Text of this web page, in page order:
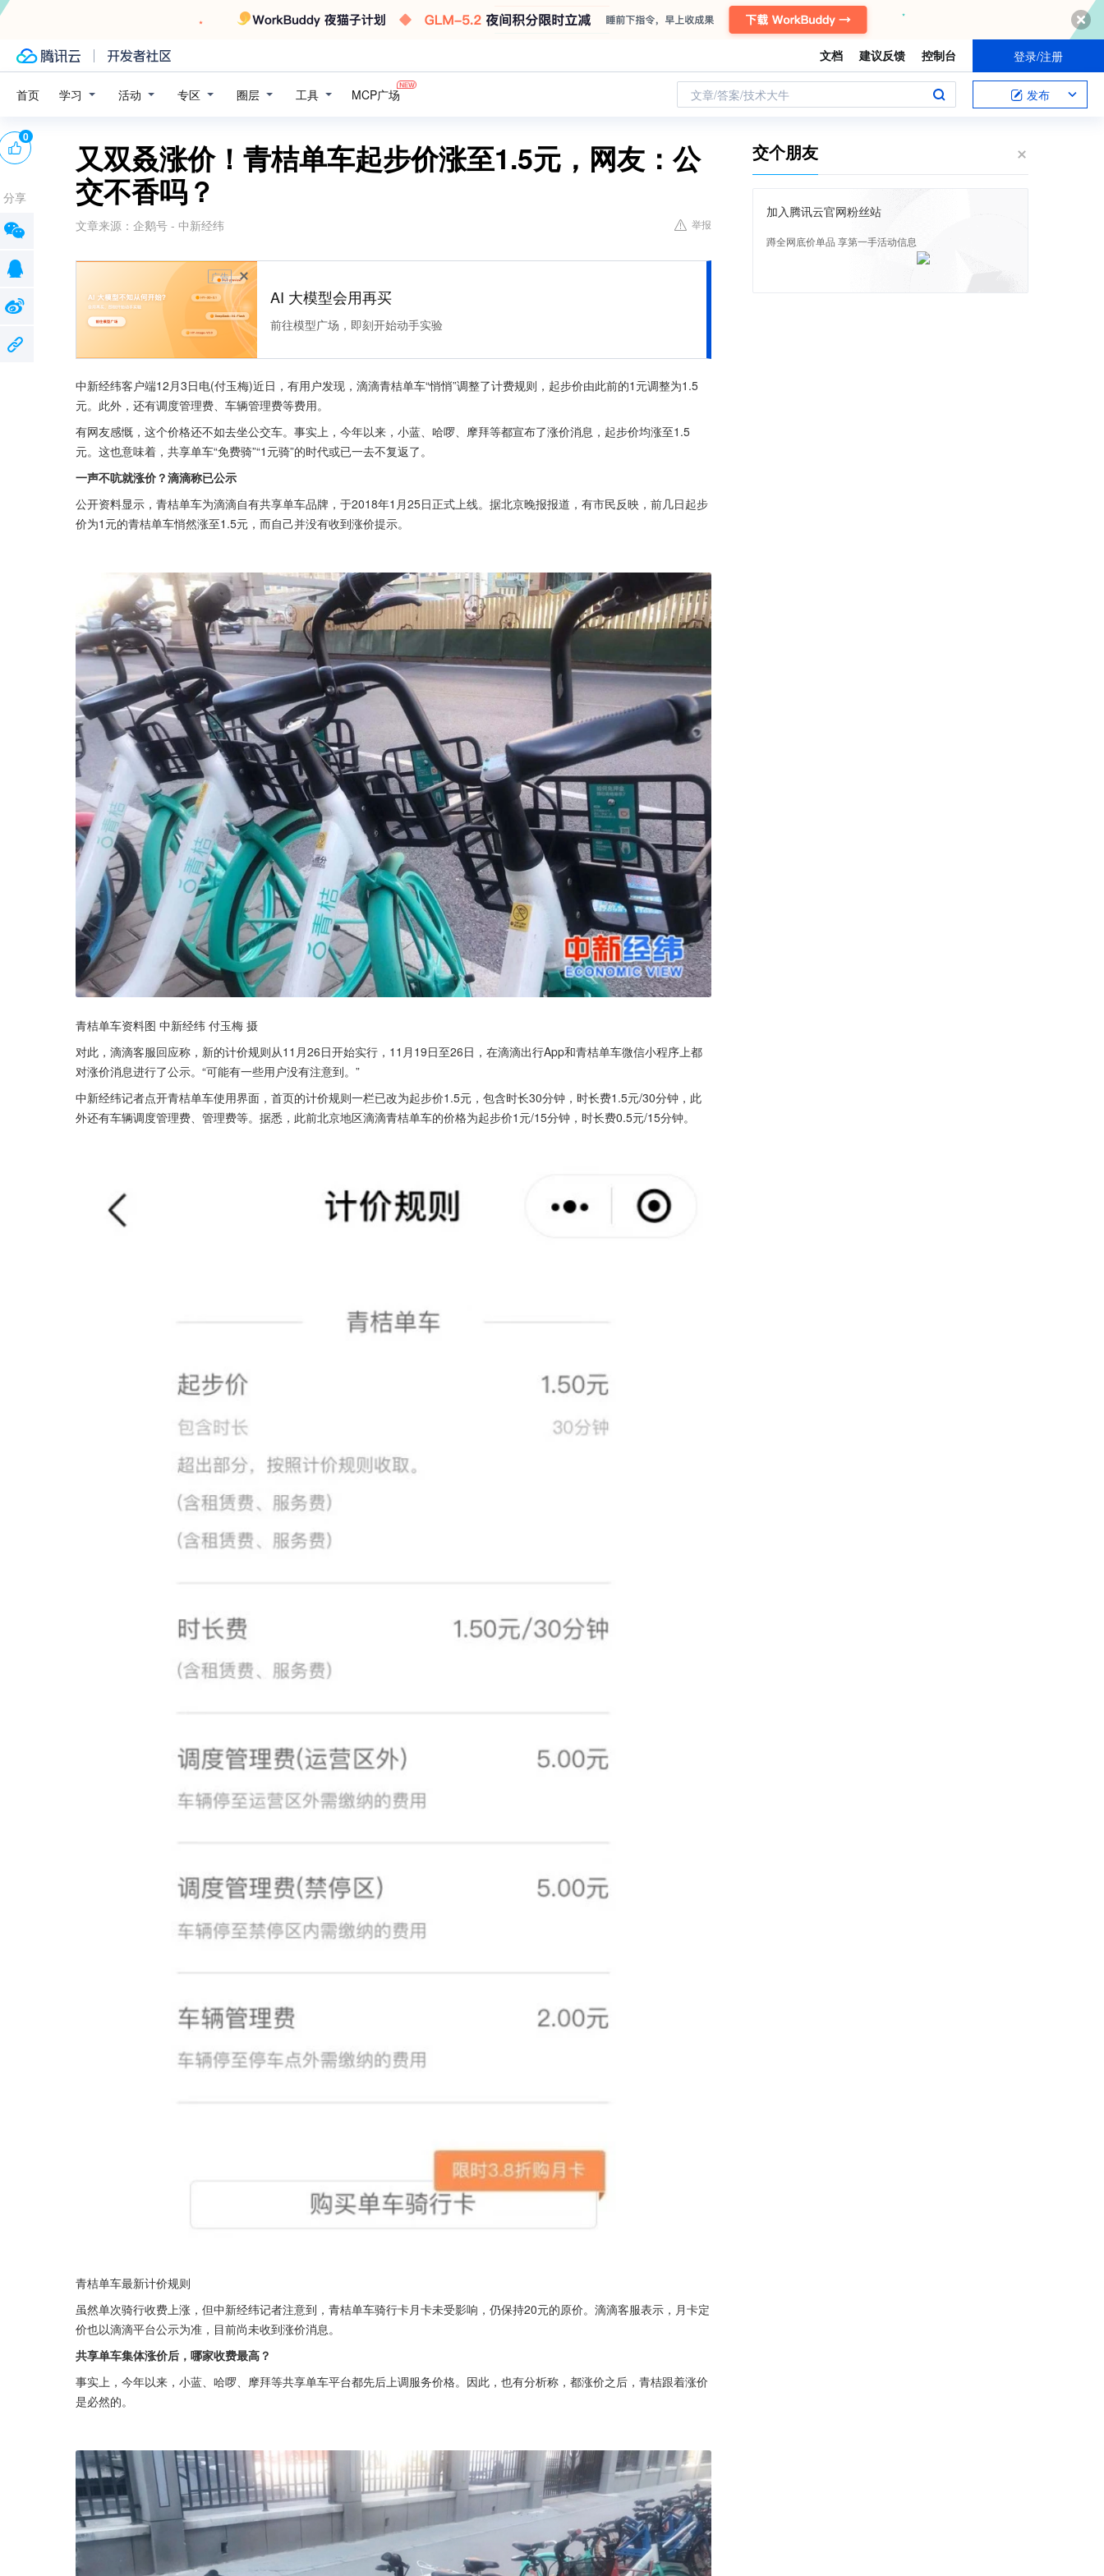
文档 建议反馈 控制台 登录/注册
首页 学习 活动 专区 圈层 工具 MCP广场 文章/答案/技术大牛 发布
又双叒涨价！青桔单车起步价涨至1.5元，网友：公
交不香吗？
文章来源： 企鹅号 - 中新经纬 举报
广告
AI 大模型会用再买
前往模型广场，即刻开始动手实验
中新经纬客户端12月3日电(付玉梅)近日，有用户发现，滴滴青桔单车“悄悄”调整了计费规则，起步价由此前的1元调整为1.5
元。此外，还有调度管理费、车辆管理费等费用。
有网友感慨，这个价格还不如去坐公交车。事实上，今年以来，小蓝、哈啰、摩拜等都宣布了涨价消息，起步价均涨至1.5
元。这也意味着，共享单车“免费骑”“1元骑”的时代或已一去不复返了。
一声不吭就涨价？滴滴称已公示
公开资料显示，青桔单车为滴滴自有共享单车品牌，于2018年1月25日正式上线。据北京晚报报道，有市民反映，前几日起步
价为1元的青桔单车悄然涨至1.5元，而自己并没有收到涨价提示。
青桔单车资料图 中新经纬 付玉梅 摄
对此，滴滴客服回应称，新的计价规则从11月26日开始实行，11月19日至26日，在滴滴出行App和青桔单车微信小程序上都
对涨价消息进行了公示。“可能有一些用户没有注意到。”
中新经纬记者点开青桔单车使用界面，首页的计价规则一栏已改为起步价1.5元，包含时长30分钟，时长费1.5元/30分钟，此
外还有车辆调度管理费、管理费等。据悉，此前北京地区滴滴青桔单车的价格为起步价1元/15分钟，时长费0.5元/15分钟。
青桔单车最新计价规则
虽然单次骑行收费上涨，但中新经纬记者注意到，青桔单车骑行卡月卡未受影响，仍保持20元的原价。滴滴客服表示，月卡定
价也以滴滴平台公示为准，目前尚未收到涨价消息。
共享单车集体涨价后，哪家收费最高？
事实上，今年以来，小蓝、哈啰、摩拜等共享单车平台都先后上调服务价格。因此，也有分析称，都涨价之后，青桔跟着涨价
是必然的。
0
分享
交个朋友
加入腾讯云官网粉丝站
蹲全网底价单品 享第一手活动信息